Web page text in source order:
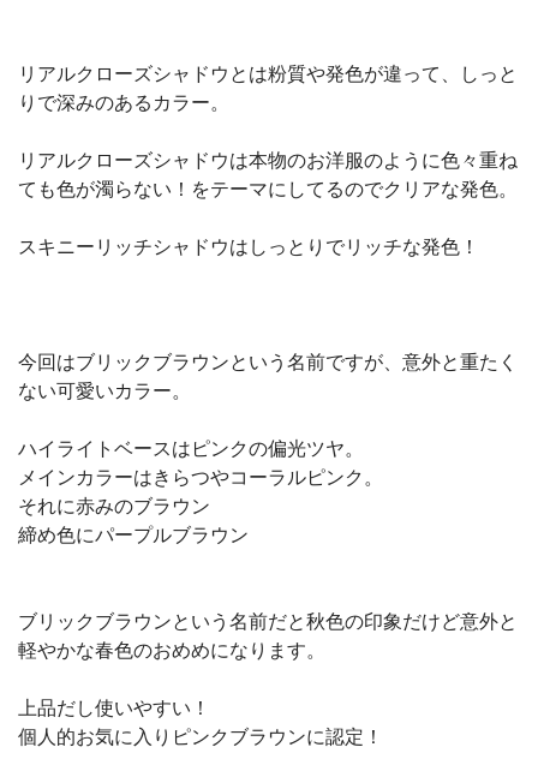
リアルクローズシャドウとは粉質や発色が違って、しっと
りで深みのあるカラー。
リアルクローズシャドウは本物のお洋服のように色々重ね
ても色が濁らない！をテーマにしてるのでクリアな発色。
スキニーリッチシャドウはしっとりでリッチな発色！
今回はブリックブラウンという名前ですが、意外と重たく
ない可愛いカラー。
ハイライトベースはピンクの偏光ツヤ。
メインカラーはきらつやコーラルピンク。
それに赤みのブラウン
締め色にパープルブラウン
ブリックブラウンという名前だと秋色の印象だけど意外と
軽やかな春色のおめめになります。
上品だし使いやすい！
個人的お気に入りピンクブラウンに認定！